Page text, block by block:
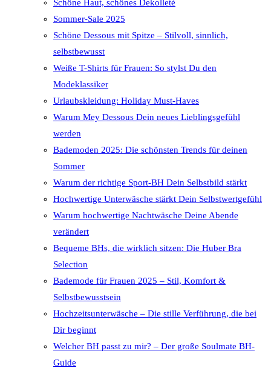
Schöne Haut, schönes Dekolleté
Sommer-Sale 2025
Schöne Dessous mit Spitze – Stilvoll, sinnlich,
selbstbewusst
Weiße T-Shirts für Frauen: So stylst Du den
Modeklassiker
Urlaubskleidung: Holiday Must-Haves
Warum Mey Dessous Dein neues Lieblingsgefühl
werden
Bademoden 2025: Die schönsten Trends für deinen
Sommer
Warum der richtige Sport-BH Dein Selbstbild stärkt
Hochwertige Unterwäsche stärkt Dein Selbstwertgefühl
Warum hochwertige Nachtwäsche Deine Abende
verändert
Bequeme BHs, die wirklich sitzen: Die Huber Bra
Selection
Bademode für Frauen 2025 – Stil, Komfort &
Selbstbewusstsein
Hochzeitsunterwäsche – Die stille Verführung, die bei
Dir beginnt
Welcher BH passt zu mir? – Der große Soulmate BH-
Guide